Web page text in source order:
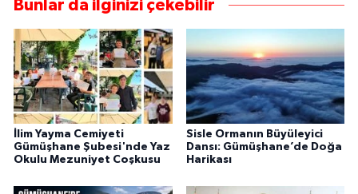
Bunlar da ilginizi çekebilir
İlim Yayma Cemiyeti
Gümüşhane Şubesi'nde Yaz
Okulu Mezuniyet Coşkusu
Sisle Ormanın Büyüleyici
Dansı: Gümüşhane’de Doğa
Harikası